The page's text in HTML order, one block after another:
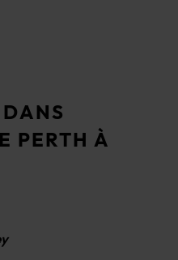
PERTH À